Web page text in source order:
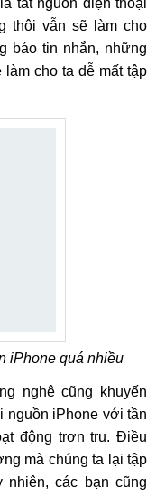
tắt nguồn điện thoại
thôi vẫn sẽ làm cho
báo tin nhắn, những
cho ta dễ mất tập
iPhone quá nhiều
nghệ cũng khuyến
nguồn iPhone với tần
động trơn tru. Điều
mà chúng ta lại tập
các bạn cũng